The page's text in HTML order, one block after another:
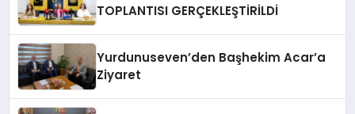
TOPLANTISI GERÇEKLEŞTİRİLDİ
Yurdunuseven’den Başhekim Acar’a
Ziyaret